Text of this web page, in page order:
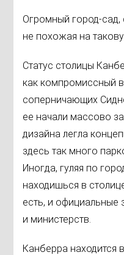
Огромный город-сад,
не похожая на
Статус столицы
как компромиссный
соперничающих
ее начали массово
дизайна легла
здесь так много
Иногда, гуляя по
находишься в
есть, и официальные
и министерств.
Канберра находится